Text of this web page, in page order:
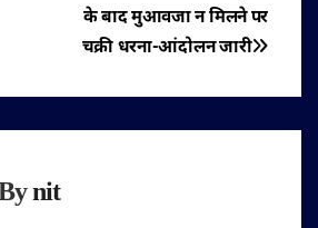
के बाद मुआवजा न मिलने पर
चक्री धरना-आंदोलन जारी
nit